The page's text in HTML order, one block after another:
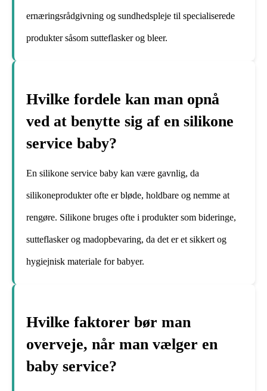
ernæringsrådgivning og sundhedspleje til specialiserede
produkter såsom sutteflasker og bleer.
Hvilke fordele kan man opnå
ved at benytte sig af en silikone
service baby?
En silikone service baby kan være gavnlig, da
silikoneprodukter ofte er bløde, holdbare og nemme at
rengøre. Silikone bruges ofte i produkter som bideringe,
sutteflasker og madopbevaring, da det er et sikkert og
hygiejnisk materiale for babyer.
Hvilke faktorer bør man
overveje, når man vælger en
baby service?